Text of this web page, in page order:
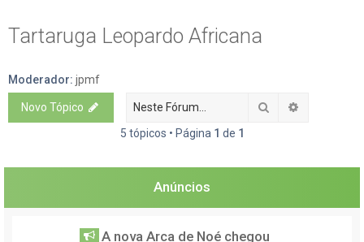
r
Tartaruga Leopardo Africana
Moderador: jpmf
Novo Tópico Pesquisar
5 tópicos • Página 1 de 1
Anúncios
A nova Arca de Noé chegou